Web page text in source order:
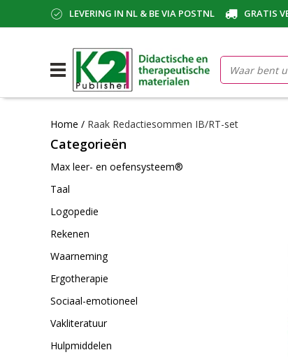
LEVERING IN NL & BE VIA POSTNL GRATIS
Home / Raak Redactiesommen IB/RT-set
Categorieën
Max leer- en oefensysteem®
Taal
Logopedie
Rekenen
Waarneming
Ergotherapie
Sociaal-emotioneel
Vakliteratuur
Hulpmiddelen